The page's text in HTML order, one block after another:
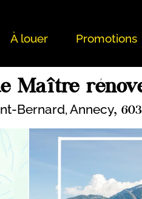
À louer Promotions
Maître
Bernard,Annecy,